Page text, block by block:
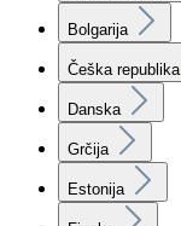
Bolgarija
Češka republika
Danska
Grčija
Estonija